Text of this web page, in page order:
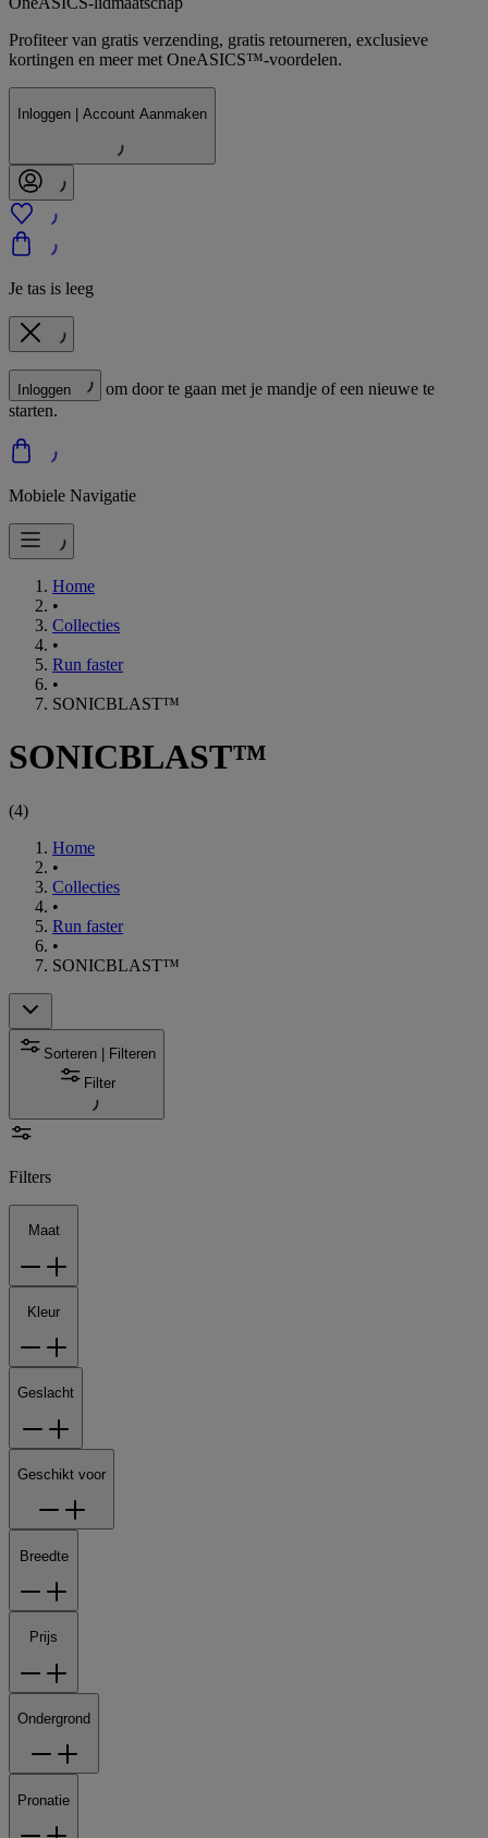
Profiteer van gratis verzending, gratis retourneren, exclusieve
kortingen en meer met OneASICS™-voordelen.
Inloggen | Account Aanmaken
Je tas is leeg
Inloggen
om door te gaan met je mandje of een nieuwe te
starten.
Mobiele Navigatie
Home
•
Collecties
•
Run faster
•
SONICBLAST™
SONICBLAST™
(4)
Home
•
Collecties
•
Run faster
•
SONICBLAST™
Sorteren | Filteren
Filter
Filters
Maat
Kleur
Geslacht
Geschikt voor
Breedte
Prijs
Ondergrond
Pronatie